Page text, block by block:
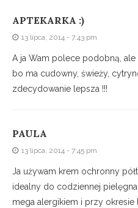
APTEKARKA :)
13 lipca, 2014 - 7:43 pm
A ja Wam polece podobną, ale
bo ma cudowny, świeży,
zdecydowanie lepsza !!!
PAULA
13 lipca, 2014 - 7:45 pm
Ja używam krem ochronny
idealny do codziennej
mega alergikiem i przy